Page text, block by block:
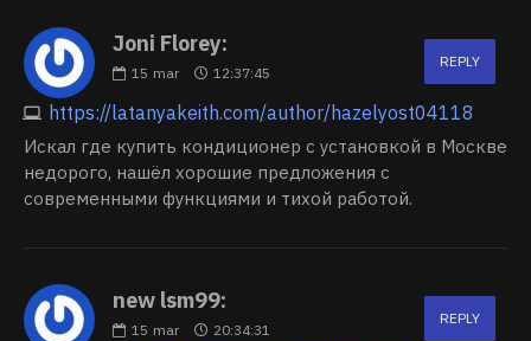
Joni Florey:
15 mar 12:37:45
https://latanyakeith.com/author/hazelyost04118
REPLY
Искал где купить кондиционер с установкой в Москве
недорого, нашёл хорошие предложения с
современными функциями и тихой работой.
new lsm99:
15 mar 20:34:31
REPLY